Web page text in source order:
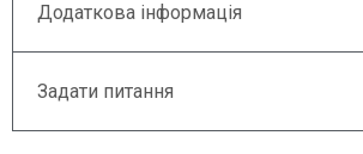
Додаткова інформація
Задати питання